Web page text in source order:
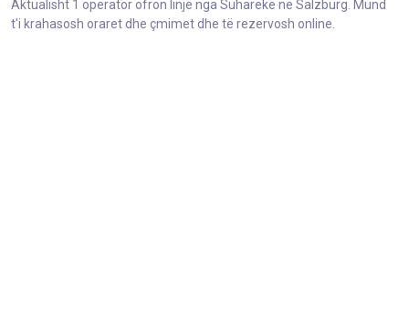
Aktualisht 1 operator ofron linjë nga Suharekë në Salzburg. Mund
t'i krahasosh oraret dhe çmimet dhe të rezervosh online.